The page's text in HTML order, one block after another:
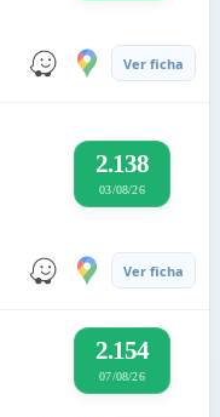
Ver ficha
2.138
03/08/26
Ver ficha
2.154
07/08/26